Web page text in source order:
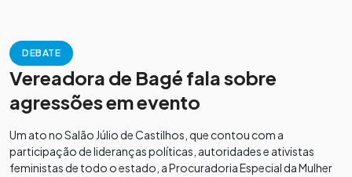
DEBATE
Vereadora de Bagé fala sobre
agressões em evento
Um ato no Salão Júlio de Castilhos, que contou com a
participação de lideranças políticas, autoridades e ativistas
feministas de todo o estado, a Procuradoria Especial da Mulher